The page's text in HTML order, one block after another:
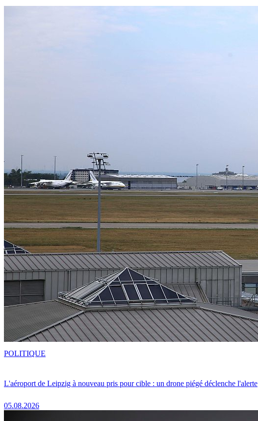
L'aéroport de Leipzig à nouveau pris pour cible : un drone piégé déclenche l'alerte
05.08.2026
POLITIQUE